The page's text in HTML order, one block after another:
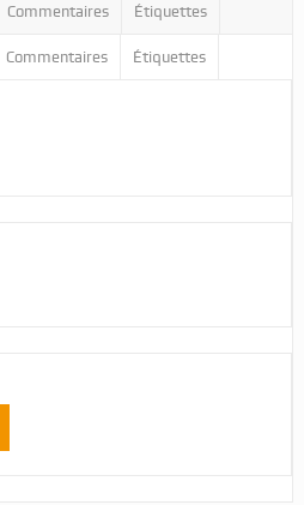
Commentaires Étiquettes
Commentaires Étiquettes